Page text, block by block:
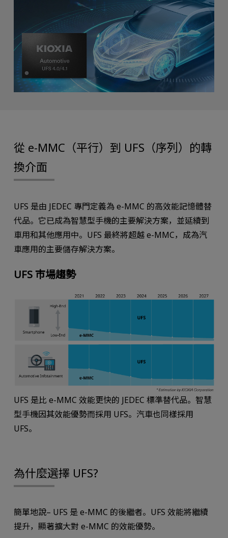
從 e-MMC（平行）到 UFS（序列）的轉
換介面
UFS 是由 JEDEC 專門定義為 e-MMC 的高效能記憶體替
代品。它已成為智慧型手機的主要解決方案，並延續到
車用和其他應用中。UFS 最終將超越 e-MMC，成為汽
車應用的主要儲存解決方案。
UFS 市場趨勢
UFS 是比 e-MMC 效能更快的 JEDEC 標準替代品。智慧
型手機因其效能優勢而採用 UFS。汽車也同樣採用
UFS。
為什麼選擇 UFS?
簡單地說– UFS 是 e-MMC 的後繼者。UFS 效能將繼續
提升，顯著擴大對 e-MMC 的效能優勢。